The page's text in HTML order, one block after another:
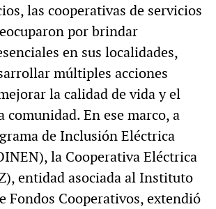
las cooperativas de servicios
por brindar
en sus localidades,
múltiples acciones
la calidad de vida y el
comunidad. En ese marco, a
de Inclusión Eléctrica
la Cooperativa Eléctrica
entidad asociada al Instituto
Fondos Cooperativos, extendió